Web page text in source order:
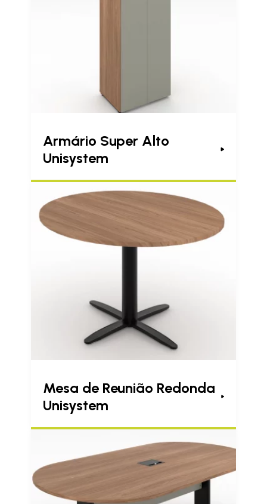
Armário Super Alto
Unisystem
Mesa de Reunião Redonda
Unisystem